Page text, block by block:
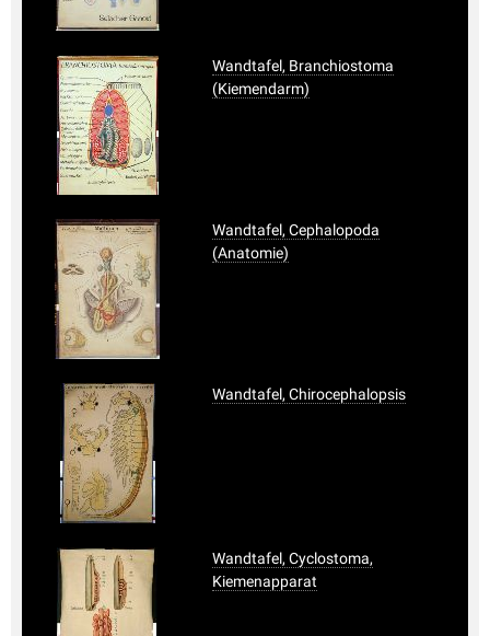
Wandtafel, Branchiostoma
(Kiemendarm)
Wandtafel, Cephalopoda
(Anatomie)
Wandtafel, Chirocephalopsis
Wandtafel, Cyclostoma,
Kiemenapparat